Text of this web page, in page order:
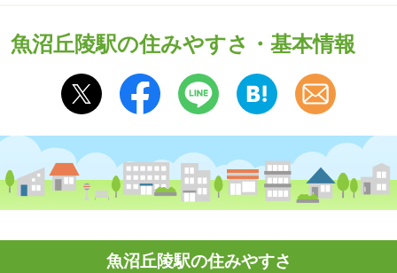
魚沼丘陵駅の住みやすさ・基本情報
魚沼丘陵駅の住みやすさ